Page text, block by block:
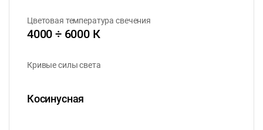
Цветовая температура свечения
4000 ÷ 6000 К
Кривые силы света
Косинусная